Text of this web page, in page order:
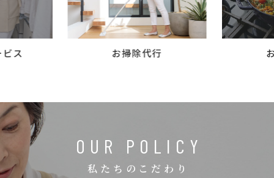
働く仲間インタビュー
ス お掃除代行
OUR POLICY
私たちのこだわり